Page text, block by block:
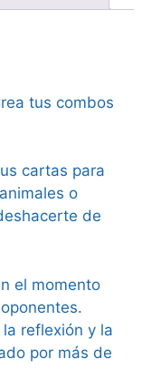
tus combos
cartas para
o
de
el momento
la reflexión y la
por más de